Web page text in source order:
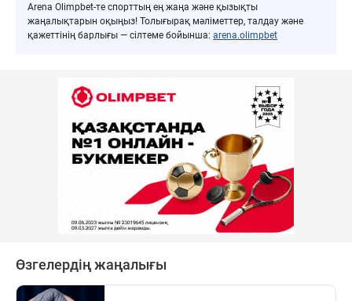
Arena Olimpbet-те спорттың ең жаңа және қызықты
жаңалықтарын оқыңыз! Толығырақ мәліметтер, талдау және
қажеттінің барлығы — сілтеме бойынша: arena.olimpbet